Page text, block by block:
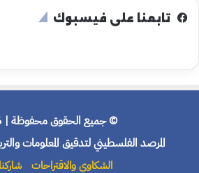
تابعنا على فيسبوك
© جميع الحقوق محفوظة | 2026 |
المرصد الفلسطيني لتدقيق المعلومات
الشكاوى والاقتراحات